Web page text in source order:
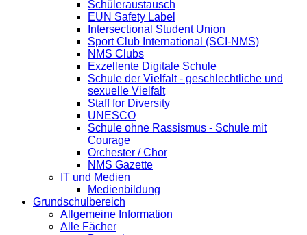
Schüleraustausch
EUN Safety Label
Intersectional Student Union
Sport Club International (SCI-NMS)
NMS Clubs
Exzellente Digitale Schule
Schule der Vielfalt - geschlechtliche und
sexuelle Vielfalt
Staff for Diversity
UNESCO
Schule ohne Rassismus - Schule mit
Courage
Orchester / Chor
NMS Gazette
IT und Medien
Medienbildung
Grundschulbereich
Allgemeine Information
Alle Fächer